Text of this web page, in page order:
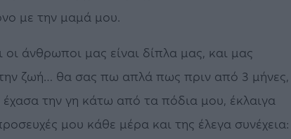
με την μαμά μου.
άνθρωποι μας είναι δίπλα μας, και μας
ζωή… θα σας πω απλά πως πριν από 3 μήνες,
την γη κάτω από τα πόδια μου, έκλαιγα
μου κάθε μέρα και της έλεγα συνέχεια: